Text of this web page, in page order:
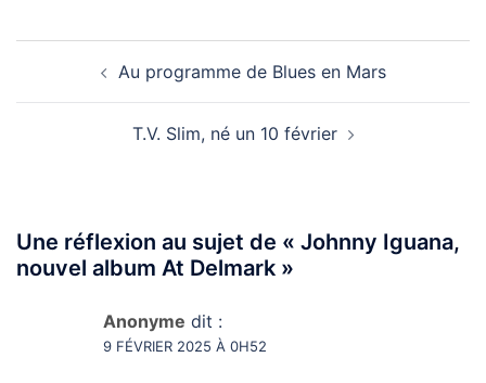
d’article Au programme de Blues en Mars
T.V. Slim, né un 10 février
Une réflexion au sujet de « Johnny Iguana,
nouvel album At Delmark »
Anonyme dit :
9 FÉVRIER 2025 À 0H52